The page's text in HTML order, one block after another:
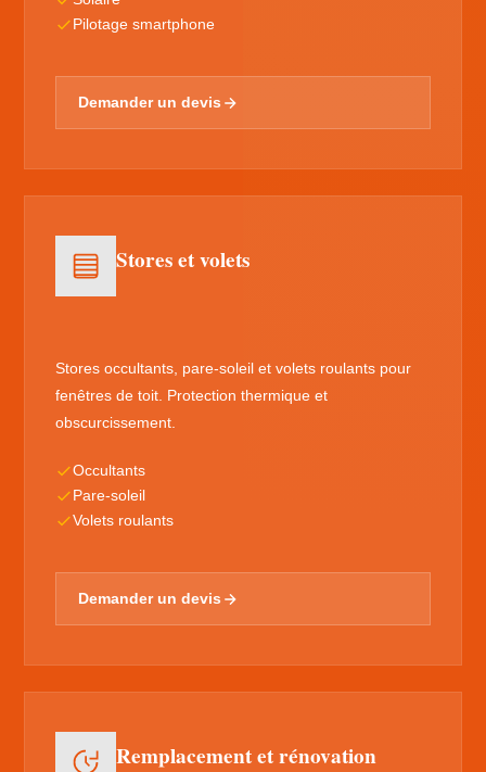
Pilotage smartphone
Demander un devis
Stores et volets
Stores occultants, pare-soleil et volets roulants pour
fenêtres de toit. Protection thermique et
obscurcissement.
Occultants
Pare-soleil
Volets roulants
Demander un devis
Remplacement et rénovation